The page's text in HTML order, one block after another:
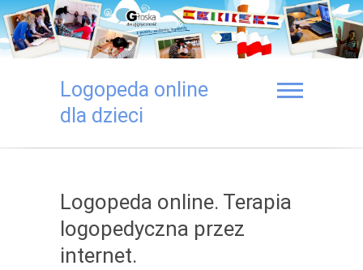
Logopeda online
dla dzieci
Logopeda online. Terapia
logopedyczna przez
internet.